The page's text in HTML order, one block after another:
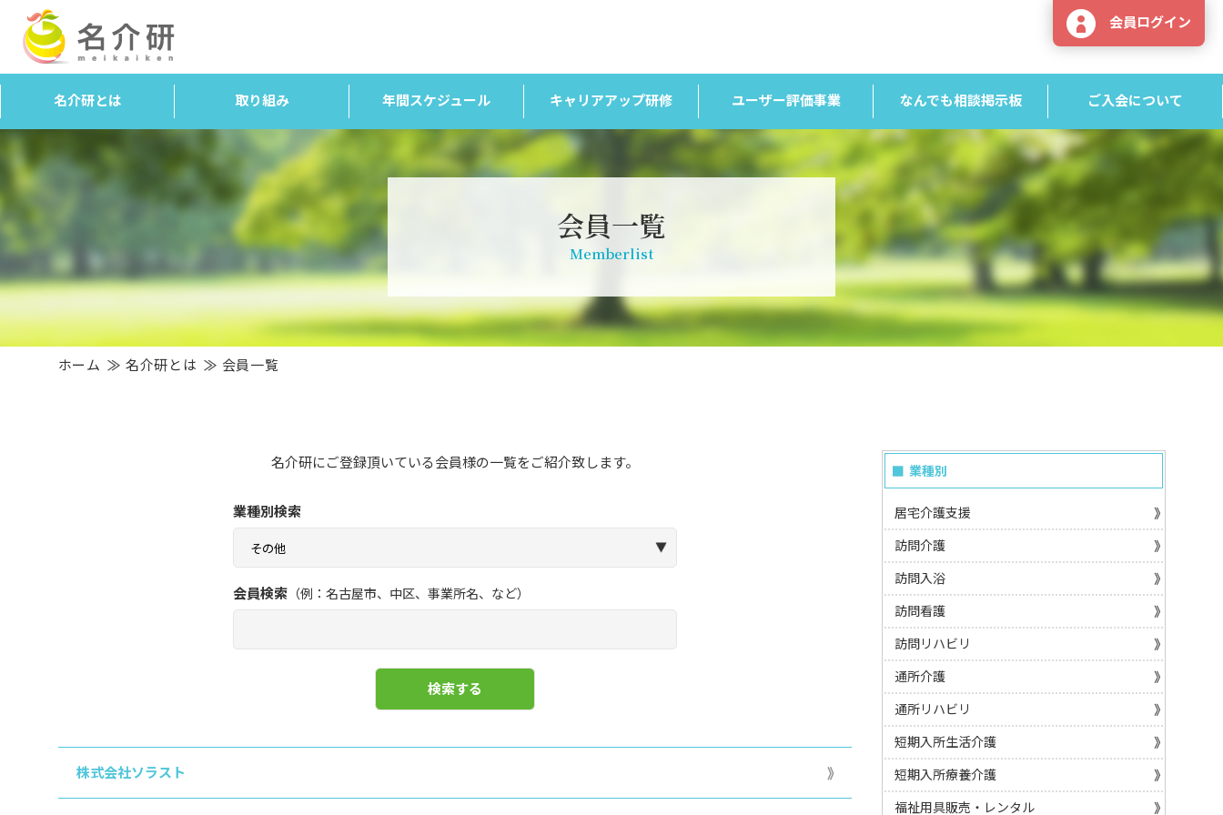
会員ログイン
名介研とは 取り組み 年間スケジュール キャリアアップ研修 ユーザー評価事業 なんでも相談掲示板 ご入会について
会員一覧
Memberlist
ホーム 名介研とは 会員一覧
名介研にご登録頂いている会員様の一覧をご紹介致します。
業種別検索
会員検索（例：名古屋市、中区、事業所名、など）
株式会社ソラスト
業種別
居宅介護支援
訪問介護
訪問入浴
訪問看護
訪問リハビリ
通所介護
通所リハビリ
短期入所生活介護
短期入所療養介護
福祉用具販売・レンタル